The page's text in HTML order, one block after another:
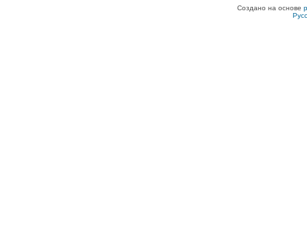
Создано на основе